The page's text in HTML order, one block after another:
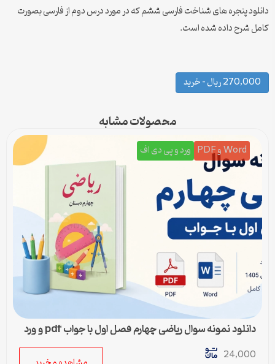
دانلود پنجره های شناخت فارسی ششم که در مورد درس دوم از فارسی بصورت
کامل شرح داده شده است.
270,000 ریال – خرید
محصولات مشابه
Word و PDF ورد و پی دی اف
دانلود نمونه سوال ریاضی چهارم فصل اول با جواب pdf و ورد
24,000